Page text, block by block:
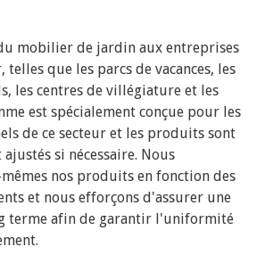
mobilier de jardin aux entreprises
que les parcs de vacances, les
les centres de villégiature et les
est spécialement conçue pour les
de ce secteur et les produits sont
si nécessaire. Nous
nos produits en fonction des
et nous efforçons d'assurer une
terme afin de garantir l'uniformité